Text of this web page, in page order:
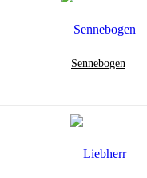
Sennebogen